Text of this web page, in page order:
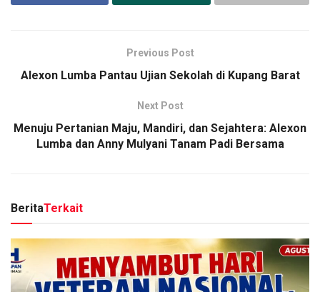
Previous Post
Alexon Lumba Pantau Ujian Sekolah di Kupang Barat
Next Post
Menuju Pertanian Maju, Mandiri, dan Sejahtera: Alexon
Lumba dan Anny Mulyani Tanam Padi Bersama
BeritaTerkait